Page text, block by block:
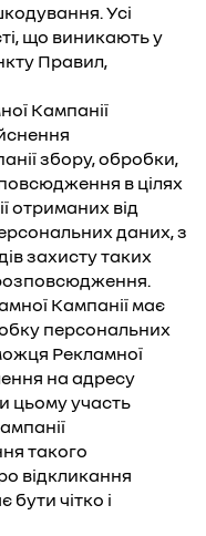
Усі
що виникають у
Правил,
Кампанії
збору, обробки,
в цілях
отриманих від
даних, з
захисту таких
Кампанії має
персональних
Рекламної
на адресу
цьому участь
такого
відкликання
бути чітко і